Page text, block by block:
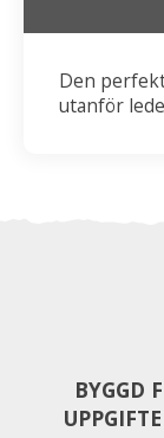
Den
utanför
BYGGD